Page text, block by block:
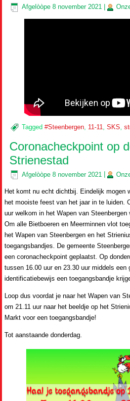
Afgelòòpe 8 november 2021
Tagged #Steenbergen 11-11 ,SKS ,
Coronacheckpoint op
Strienestad
Afgelòòpe 8 november 2021
Het komt nu echt dichtbij. Eindelijk mogen
het mooiste feest van het jaar in te luiden.
uur welkom in het Wapen van Steenbergen
Om alle Bietboeren en Meerminnen vlot
het Wapen van Steenbergen en het
toegangsbandjes. De gemeente
een coronacheckpoint geplaatst. Op
tussen 16.00 uur en 23.30 uur middels een
identificatiebewijs een toegangsbandje
Loop dus voordat je naar het Wapen van
om 21.11 uur naar het beeldje op het
Markt voor een toegangsbandje!
Tot aanstaande donderdag.